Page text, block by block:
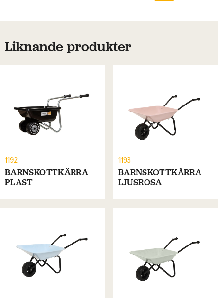
Liknande produkter
1192
BARNSKOTTKÄRRA
PLAST
1193
BARNSKOTTKÄRRA
LJUSROSA